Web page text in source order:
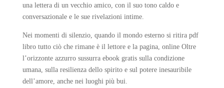
una lettera di un vecchio amico, con il suo tono caldo e
conversazionale e le sue rivelazioni intime.
Nei momenti di silenzio, quando il mondo esterno si ritira pdf
libro tutto ciò che rimane è il lettore e la pagina, online Oltre
l’orizzonte azzurro sussurra ebook gratis sulla condizione
umana, sulla resilienza dello spirito e sul potere inesauribile
dell’amore, anche nei luoghi più bui.